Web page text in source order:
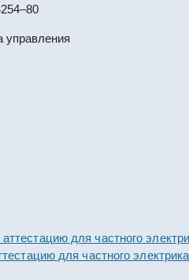
управления
для частного